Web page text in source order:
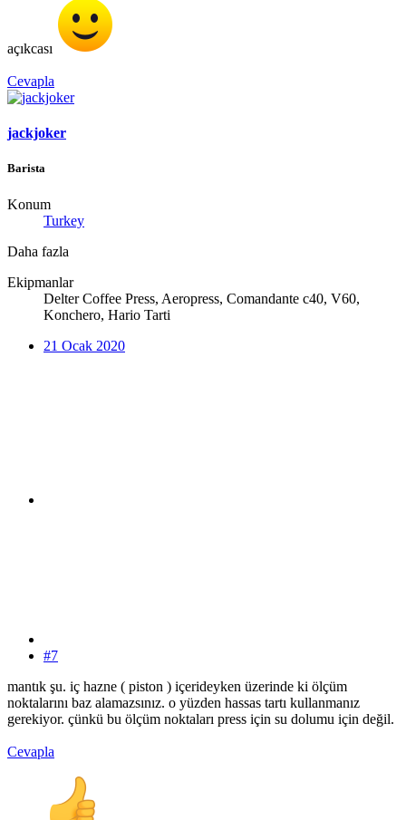
açıkcası
Cevapla
jackjoker
Barista
Konum
Turkey
Daha fazla
Ekipmanlar
Delter Coffee Press, Aeropress, Comandante c40, V60,
Konchero, Hario Tarti
21 Ocak 2020
#7
mantık şu. iç hazne ( piston ) içerideyken üzerinde ki ölçüm
noktalarını baz alamazsınız. o yüzden hassas tartı kullanmanız
gerekiyor. çünkü bu ölçüm noktaları press için su dolumu için değil.
Cevapla